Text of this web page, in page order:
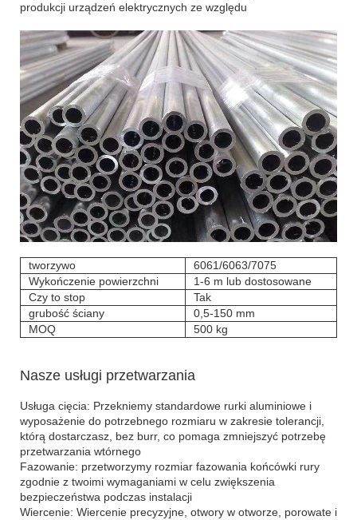
produkcji urządzeń elektrycznych ze względu
tworzywo
6061/6063/7075
Wykończenie powierzchni
1-6 m lub dostosowane
Czy to stop
Tak
grubość ściany
0,5-150 mm
MOQ
500 kg
Nasze usługi przetwarzania
Usługa cięcia: Przekniemy standardowe rurki aluminiowe i
wyposażenie do potrzebnego rozmiaru w zakresie tolerancji,
którą dostarczasz, bez burr, co pomaga zmniejszyć potrzebę
przetwarzania wtórnego
Fazowanie: przetworzymy rozmiar fazowania końcówki rury
zgodnie z twoimi wymaganiami w celu zwiększenia
bezpieczeństwa podczas instalacji
Wiercenie: Wiercenie precyzyjne, otwory w otworze, porowate i